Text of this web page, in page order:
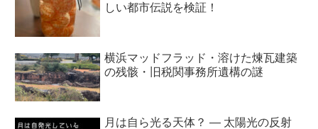
しい都市伝説を検証！
横浜マッドフラッド・溶けた煉瓦建築
の残骸・旧税関事務所遺構の謎
月は自ら光る天体？ ― 太陽光の反射